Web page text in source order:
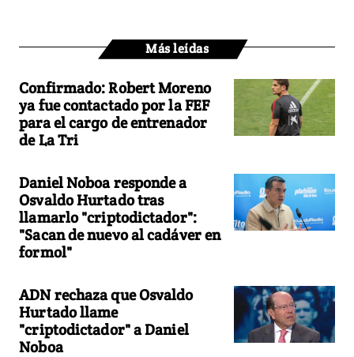
Más leídas
Confirmado: Robert Moreno
ya fue contactado por la FEF
para el cargo de entrenador
de La Tri
Daniel Noboa responde a
Osvaldo Hurtado tras
llamarlo "criptodictador":
"Sacan de nuevo al cadáver en
formol"
ADN rechaza que Osvaldo
Hurtado llame
"criptodictador" a Daniel
Noboa